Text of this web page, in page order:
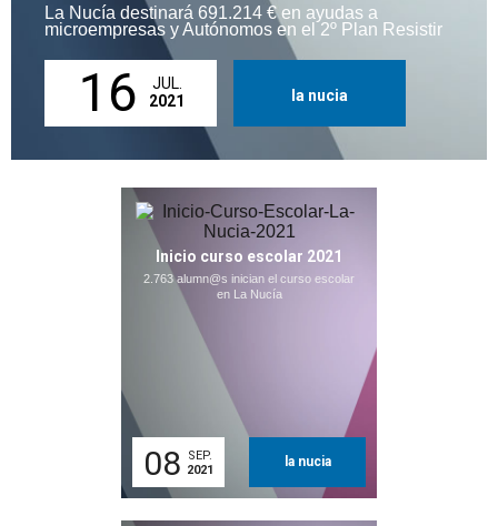
La Nucía destinará 691.214 € en ayudas a
microempresas y Autónomos en el 2º Plan Resistir
16
JUL.
2021
la nucia
Inicio curso escolar 2021
2.763 alumn@s inician el curso escolar
en La Nucía
08
SEP.
2021
la nucia